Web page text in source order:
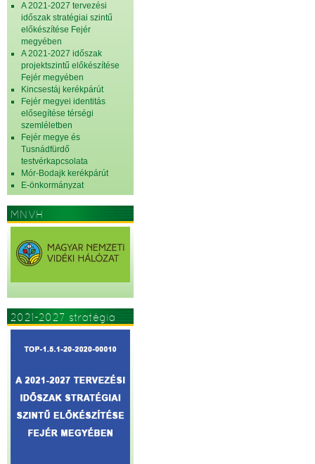
A 2021-2027 tervezési
időszak stratégiai szintű
előkészítése Fejér
megyében
A 2021-2027 időszak
projektszintű előkészítése
Fejér megyében
Kincsestáj kerékpárút
Fejér megyei identitás
elősegítése térségi
szemléletben
Fejér megye és
Tusnádfürdő
testvérkapcsolata
Mór-Bodajk kerékpárút
E-önkormányzat
MNVH
2021-2027 stratégia